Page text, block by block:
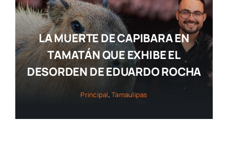
LA MUERTE DE CAPIBARA EN
TAMATÁN QUE EXHIBE EL
DESORDEN DE EDUARDO ROCHA
Principal,Tamaulipas